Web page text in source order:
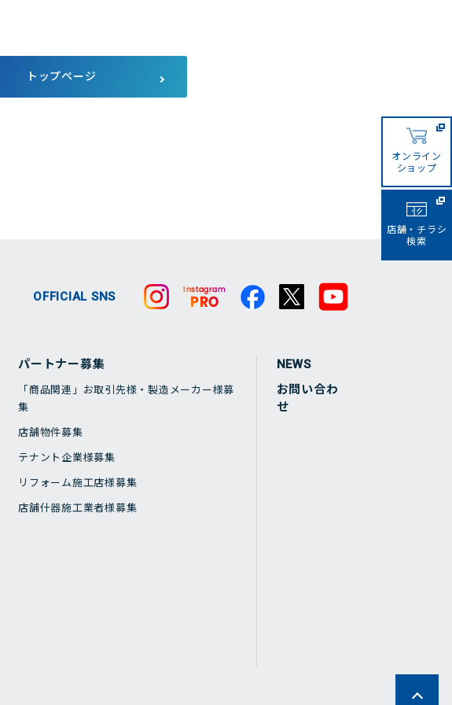
トップページ
オンライン
ショップ
店舗・チラシ
検索
OFFICIAL SNS
パートナー募集
「商品関連」お取引先様・製造メーカー様募
集
店舗物件募集
テナント企業様募集
リフォーム施工店様募集
店舗什器施工業者様募集
NEWS
お問い合わ
せ